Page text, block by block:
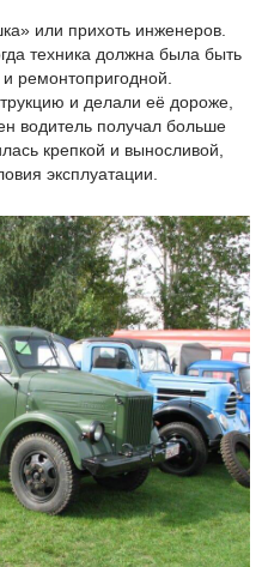
или прихоть инженеров.
техника должна была быть
ремонтопригодной.
и делали её дороже,
водитель получал больше
крепкой и выносливой,
эксплуатации.